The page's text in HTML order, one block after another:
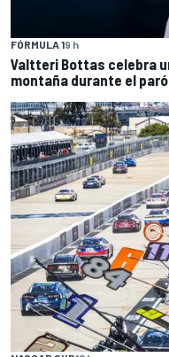
FÓRMULA 19 h
Valtteri Bottas celebra
montaña durante el